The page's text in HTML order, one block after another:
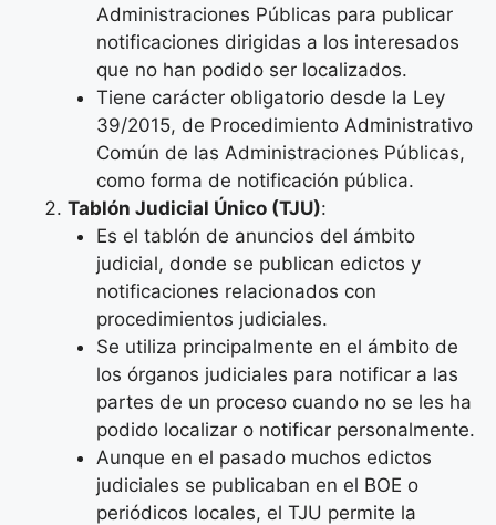
Administraciones Públicas para publicar
notificaciones dirigidas a los interesados
que no han podido ser localizados.
Tiene carácter obligatorio desde la Ley
39/2015, de Procedimiento Administrativo
Común de las Administraciones Públicas,
como forma de notificación pública.
Tablón Judicial Único (TJU):
Es el tablón de anuncios del ámbito
judicial, donde se publican edictos y
notificaciones relacionados con
procedimientos judiciales.
Se utiliza principalmente en el ámbito de
los órganos judiciales para notificar a las
partes de un proceso cuando no se les ha
podido localizar o notificar personalmente.
Aunque en el pasado muchos edictos
judiciales se publicaban en el BOE o
periódicos locales, el TJU permite la